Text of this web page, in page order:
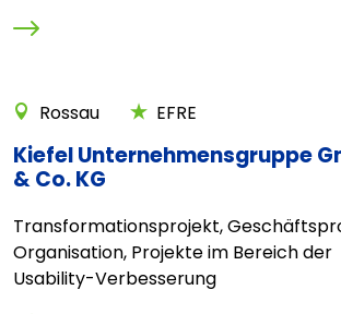
Rossau EFRE
Kiefel Unternehmensgruppe
& Co. KG
Transformationsprojekt,
Organisation, Projekte im Bereich der
Usability-Verbesserung